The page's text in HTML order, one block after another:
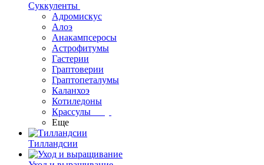
Суккуленты
Адромискус
Алоэ
Анакампсеросы
Астрофитумы
Гастерии
Граптоверии
Граптопеталумы
Каланхоэ
Котиледоны
Крассулы
Еще
Тилландсии